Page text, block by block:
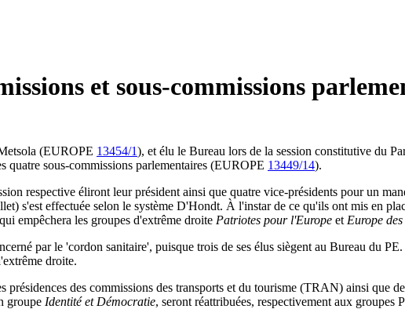
et sous-commissions
(EUROPE 13454/1), et élu le Bureau lors de la session constitutive du
quatre sous-commissions parlementaires (EUROPE 13449/14).
respective éliront leur président ainsi que quatre vice-présidents pour un
s'est effectuée selon le système D'Hondt. À l'instar de ce qu'ils ont mis en
empêchera les groupes d'extrême droite Patriotes pour l'Europe et Europe
par le 'cordon sanitaire', puisque trois de ses élus siègent au Bureau du
droite.
des commissions des transports et du tourisme (TRAN) ainsi que
groupe Identité et Démocratie, seront réattribuées, respectivement aux groupes